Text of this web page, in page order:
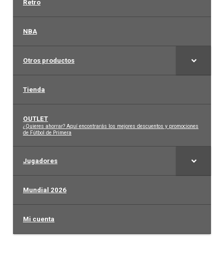
Retro
NBA
Otros productos
Tienda
OUTLET
–
¿Quieres ahorrar? Aquí encontrarás los mejores descuentos y promociones
de Fútbol de Primera
Jugadores
Mundial 2026
Mi cuenta